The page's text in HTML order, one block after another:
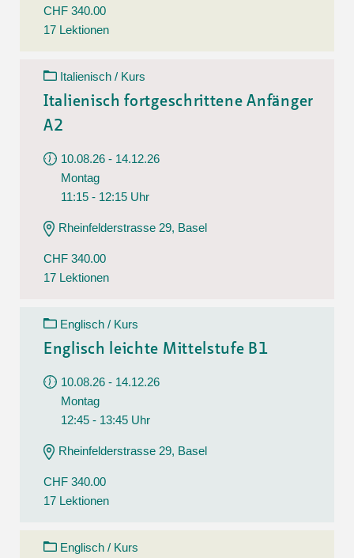
CHF 340.00
17 Lektionen
Italienisch / Kurs
Italienisch fortgeschrittene Anfänger
A2
10.08.26 - 14.12.26
Montag
11:15 - 12:15 Uhr
Rheinfelderstrasse 29, Basel
CHF 340.00
17 Lektionen
Englisch / Kurs
Englisch leichte Mittelstufe B1
10.08.26 - 14.12.26
Montag
12:45 - 13:45 Uhr
Rheinfelderstrasse 29, Basel
CHF 340.00
17 Lektionen
Englisch / Kurs